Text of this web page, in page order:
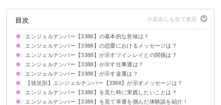
目次
エンジェルナンバー【3388】の基本的な意味は？
物質的な不安は手放して大丈夫です
アセンデッドマスターへの感謝を忘れないようにしましょう
エンジェルナンバー【3388】の恋愛におけるメッセージは？
片思いしている時
復縁したい時
恋人との関係について
結婚を考えている場合
別れ・離婚したい時
エンジェルナンバー【3388】が示すツインレイとの関係は？
ツインレイのことを知ろうとすることが大切です
サイレント期間の場合
エンジェルナンバー【3388】が示す仕事運は？
エンジェルナンバー【3388】が示す金運は？
宝くじについて
【状況別】エンジェルナンバー【3388】が示すメッセージは？
何度も【3388】を見る場合
車のナンバープレートで【3388】を見る場合
エンジェルナンバー【3388】を見た時に実践したいことは？
寄付や募金をする
自分へのご褒美を買う
趣味に没頭してストレス発散を心がける
エンジェルナンバー【3388】を見て幸運を掴んだ体験談を紹介！